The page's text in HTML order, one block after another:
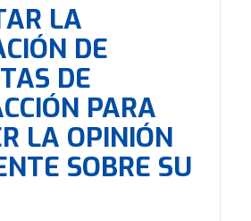
LA
DE
DE
PARA
LA OPINIÓN
SOBRE SU